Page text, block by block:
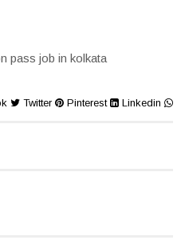
pass job in kolkata
Twitter Pinterest Linkedin